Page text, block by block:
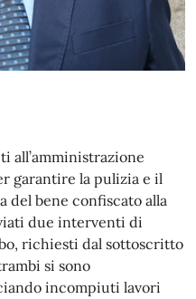
all’amministrazione
garantire la pulizia e il
del bene confiscato alla
due interventi di
richiesti dal sottoscritto
si sono
incompiuti lavori